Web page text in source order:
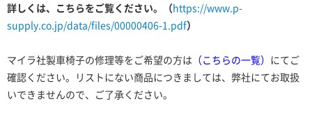
詳しくは、こちらをご覧ください。（https://www.p-
supply.co.jp/data/files/00000406-1.pdf）
マイラ社製車椅子の修理等をご希望の方は （こちらの一覧） にてご
確認ください。リストにない商品につきましては、弊社にてお取扱
いできませんので、ご了承ください。